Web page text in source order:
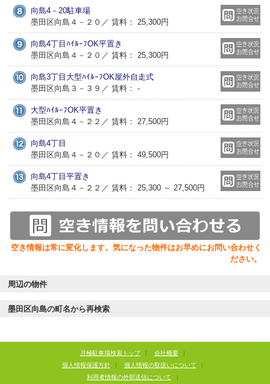
向島4－20駐車場
墨田区向島４－２０／ 賃料： 25,300円
向島4丁目ﾊｲﾙｰﾌOK平置き
墨田区向島４－２０／ 賃料： 25,300円
向島3丁目大型ﾊｲﾙｰﾌOK屋外自走式
墨田区向島３－３９／ 賃料： -
大型ﾊｲﾙｰﾌOK平置き
墨田区向島４－２２／ 賃料： 27,500円
向島4丁目
墨田区向島４－２０／ 賃料： 49,500円
向島4丁目平置き
墨田区向島４－２２／ 賃料： 25,300 ～ 27,500円
空き情報は常に変化します。気になった物件はお早めにお問い合わせく
ださい。
周辺の物件
墨田区向島の町名から再検索
月極駐車場検索トップ | 会社概要
|
個人情報保護方針
| 個人情報の取扱いについて
|
利用者情報の外部送信について
|